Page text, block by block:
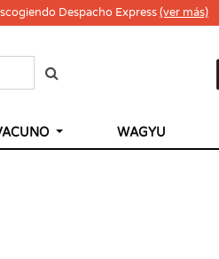
Despacho Express(ver más)
WAGYU